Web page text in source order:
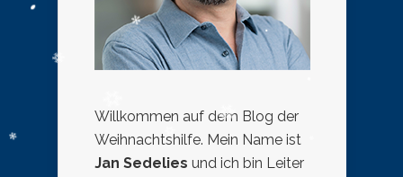
Willkommen auf dem Blog der
Weihnachtshilfe. Mein Name ist
Jan Sedelies und ich bin Leiter